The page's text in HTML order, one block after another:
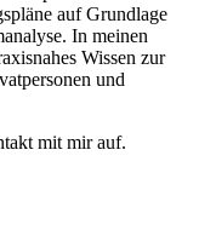
auf Grundlage
In meinen
Wissen zur
und
mit mir auf.